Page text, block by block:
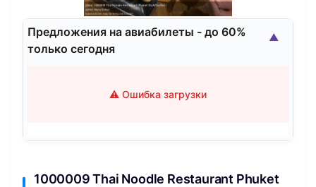
Предложения на авиабилеты - до 60%
только сегодня
⚠️ Ошибка загрузки
▲
1000009 Thai Noodle Restaurant Phuket